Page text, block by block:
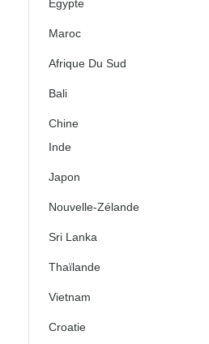
Égypte
Maroc
Afrique Du Sud
Bali
Chine
Inde
Japon
Nouvelle-Zélande
Sri Lanka
Thaïlande
Vietnam
Croatie